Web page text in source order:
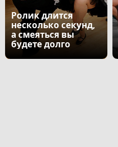
Ролик длится
несколько секунд,
а смеяться вы
будете долго